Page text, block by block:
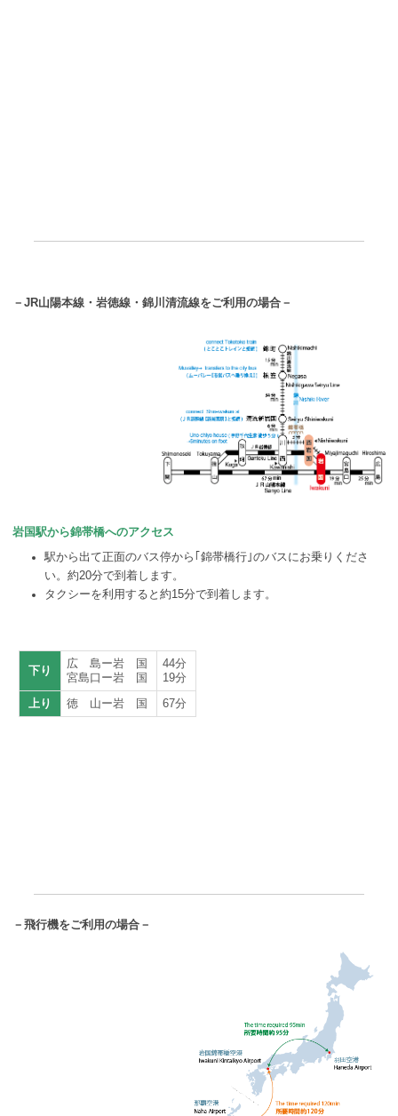
－JR山陽本線・岩徳線・錦川清流線をご利用の場合－
岩国駅から錦帯橋へのアクセス
駅から出て正面のバス停から｢錦帯橋行｣のバスにお乗りくださ
い。約20分で到着します。
タクシーを利用すると約15分で到着します。
下り
広 島ー岩 国
宮島口ー岩 国
44分
19分
上り 徳 山ー岩 国 67分
－飛行機をご利用の場合－